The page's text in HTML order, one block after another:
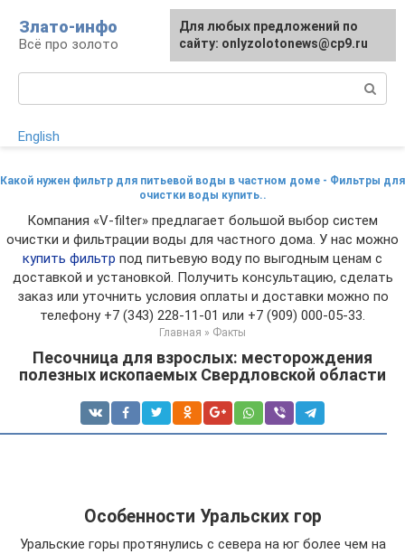
контенту
Злато-инфо
Всё про золото
English
Какой нужен фильтр для питьевой воды в частном доме - Фильтры для
очистки воды купить..
Компания «V-filter» предлагает большой выбор систем
очистки и фильтрации воды для частного дома. У нас можно
купить фильтр под питьевую воду по выгодным ценам с
доставкой и установкой. Получить консультацию, сделать
заказ или уточнить условия оплаты и доставки можно по
телефону +7 (343) 228-11-01 или +7 (909) 000-05-33.
Главная » Факты
Песочница для взрослых: месторождения
полезных ископаемых Свердловской области
Особенности Уральских гор
Уральские горы протянулись с севера на юг более чем на
Для любых предложений по
сайту: onlyzolotonews@cp9.ru